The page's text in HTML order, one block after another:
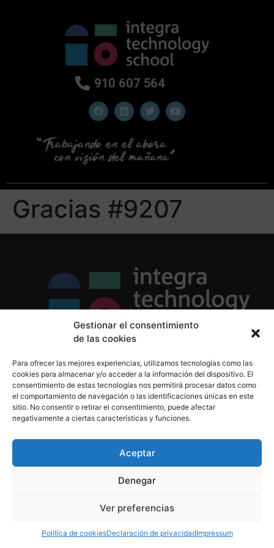
Gestionar el consentimiento
de las cookies
Para ofrecer las mejores experiencias, utilizamos tecnologías como las
cookies para almacenar y/o acceder a la información del dispositivo. El
consentimiento de estas tecnologías nos permitirá procesar datos como
el comportamiento de navegación o las identificaciones únicas en este
sitio. No consentir o retirar el consentimiento, puede afectar
negativamente a ciertas características y funciones.
Aceptar
Denegar
Ver preferencias
Política de cookiesDeclaración de privacidadImpressum
910 607 564
Gracias #9207
Política de Cookies
Aviso Legal
910 607 564
derechos reservados